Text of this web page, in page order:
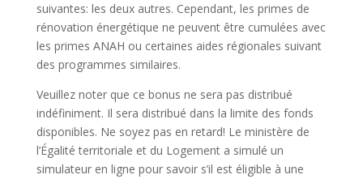
suivantes: les deux autres. Cependant, les primes de
rénovation énergétique ne peuvent être cumulées avec
les primes ANAH ou certaines aides régionales suivant
des programmes similaires.
Veuillez noter que ce bonus ne sera pas distribué
indéfiniment. Il sera distribué dans la limite des fonds
disponibles. Ne soyez pas en retard! Le ministère de
l’Égalité territoriale et du Logement a simulé un
simulateur en ligne pour savoir s’il est éligible à une